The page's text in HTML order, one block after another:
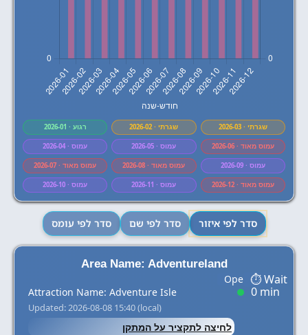
2026-01 · רגוע 2026-02 · שגרתי 2026-03 · שגרתי
2026-04 · עמוס 2026-05 · עמוס 2026-06 · עמוס מאוד
2026-07 · עמוס מאוד 2026-08 · עמוס מאוד 2026-09 · עמוס
2026-10 · עמוס 2026-11 · עמוס 2026-12 · עמוס מאוד
סדר לפי עומס סדר לפי שם סדר לפי איזור
Area Name: Adventureland
Attraction Name: Adventure Isle 0 min
Updated: 2026-08-08 15:40 (local)
לחיצה לתקציר על המתקן